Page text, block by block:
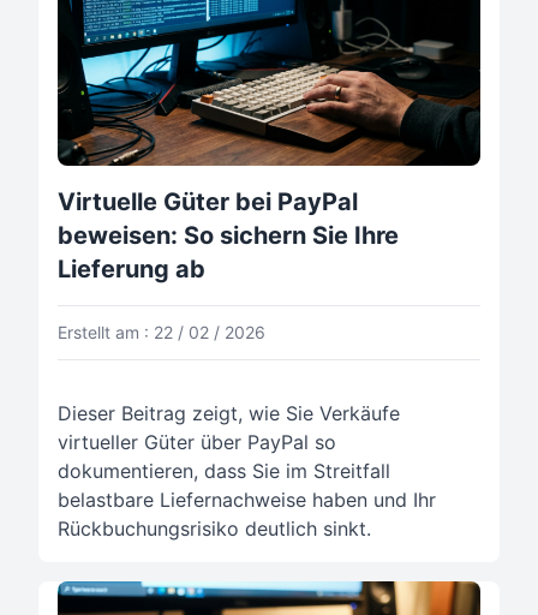
Virtuelle Güter bei PayPal
beweisen: So sichern Sie Ihre
Lieferung ab
Erstellt am : 22 / 02 / 2026
Dieser Beitrag zeigt, wie Sie Verkäufe
virtueller Güter über PayPal so
dokumentieren, dass Sie im Streitfall
belastbare Liefernachweise haben und Ihr
Rückbuchungsrisiko deutlich sinkt.